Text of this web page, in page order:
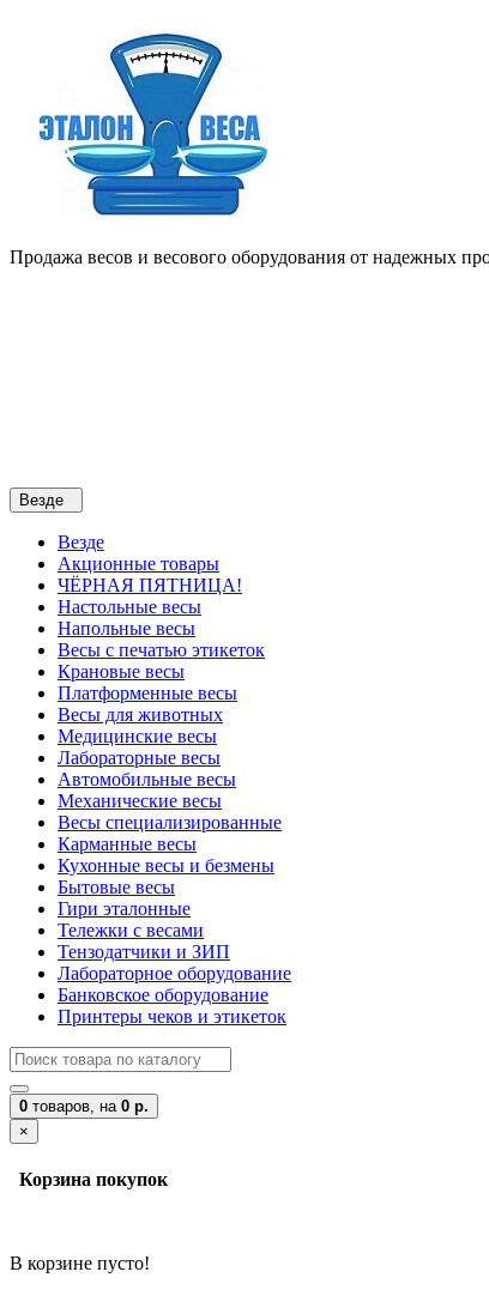
Продажа весов и весового оборудования от надежных
Везде
Везде
Акционные товары
ЧЁРНАЯ ПЯТНИЦА!
Настольные весы
Напольные весы
Весы с печатью этикеток
Крановые весы
Платформенные весы
Весы для животных
Медицинские весы
Лабораторные весы
Автомобильные весы
Механические весы
Весы специализированные
Карманные весы
Кухонные весы и безмены
Бытовые весы
Гири эталонные
Тележки с весами
Тензодатчики и ЗИП
Лабораторное оборудование
Банковское оборудование
Принтеры чеков и этикеток
0 товаров, на 0 р.
×
Корзина покупок
В корзине пусто!